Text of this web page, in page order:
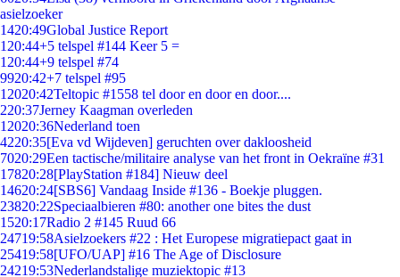
asielzoeker
1420:49Global Justice Report
1 20:44+5 telspel #144 Keer 5 =
1 20:44+9 telspel #74
9920:42+7 telspel #95
12020:42Teltopic #1558 tel door en door en door....
220:37Jerney Kaagman overleden
12020:36Nederland toen
4220:35[Eva vd Wijdeven] geruchten over dakloosheid
7020:29Een tactische/militaire analyse van het front in Oekraïne #31
17820:28[PlayStation #184] Nieuw deel
14620:24[SBS6] Vandaag Inside #136 - Boekje pluggen.
23820:22Speciaalbieren #80: another one bites the dust
1520:17Radio 2 #145 Ruud 66
24719:58Asielzoekers #22 : Het Europese migratiepact gaat in
25419:58[UFO/UAP] #16 The Age of Disclosure
24219:53Nederlandstalige muziektopic #13